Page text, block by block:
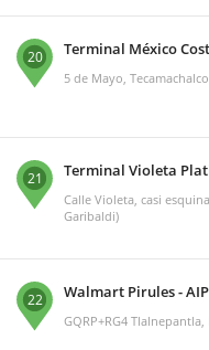
20 Terminal México
5 de Mayo,
21 Terminal Violeta
Calle Violeta, casi
Garibaldi)
22 Walmart Pirules -
GQRP+RG4